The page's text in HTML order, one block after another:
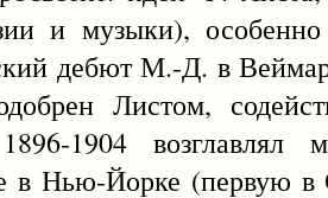
и музыки),
дебют М.-Д. в
Листом,
1904 возглавлял
в Нью-Йорке